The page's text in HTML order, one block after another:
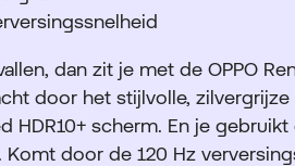
dan zit je met de OPPO
door het stijlvolle, zilvergrijze
HDR10+ scherm. En je gebruikt
Komt door de 120 Hz